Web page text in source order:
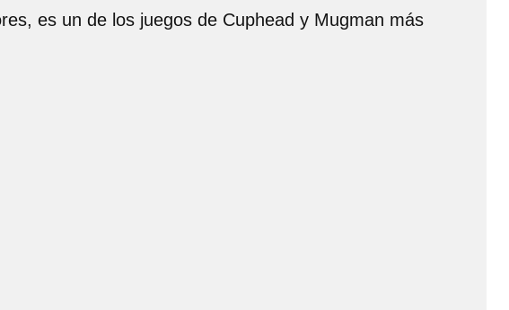
es un de los juegos de Cuphead y Mugman más